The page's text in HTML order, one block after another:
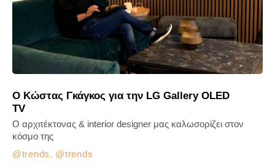
Ο Κώστας Γκάγκος για την LG Gallery OLED
TV
trends, trends
O αρχιτέκτονας & interior designer μας καλωσορίζει στον
κόσμο της